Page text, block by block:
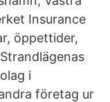
Insurance
öppettider,
i
företag ur